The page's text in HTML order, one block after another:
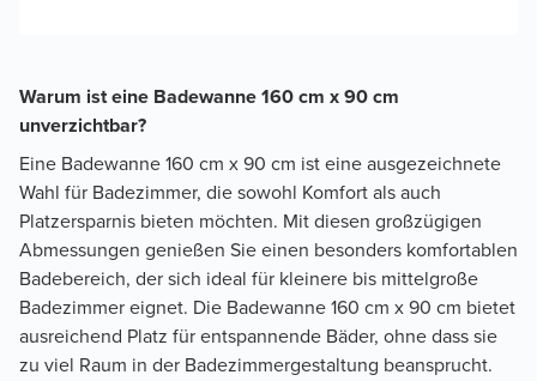
Warum ist eine Badewanne 160 cm x 90 cm
unverzichtbar?
Eine Badewanne 160 cm x 90 cm ist eine ausgezeichnete
Wahl für Badezimmer, die sowohl Komfort als auch
Platzersparnis bieten möchten. Mit diesen großzügigen
Abmessungen genießen Sie einen besonders komfortablen
Badebereich, der sich ideal für kleinere bis mittelgroße
Badezimmer eignet. Die Badewanne 160 cm x 90 cm bietet
ausreichend Platz für entspannende Bäder, ohne dass sie
zu viel Raum in der Badezimmergestaltung beansprucht.